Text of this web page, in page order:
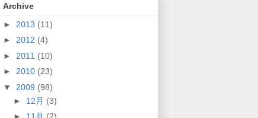
Archive
► 2013 (11)
► 2012 (4)
► 2011 (10)
► 2010 (23)
▼ 2009 (98)
► 12月 (3)